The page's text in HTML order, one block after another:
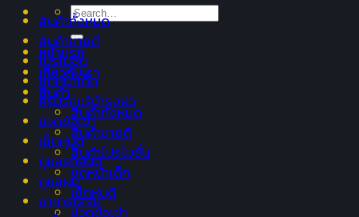
Search
for:
หน้าแรก
เกี่ยวกับเรา
สินค้า
สินค้าทั้งหมด
สินค้าขายดี
สินค้าโปรโมชั่น
ชุดหน้าเด็ก
เซ็ตหุ่นดี
ปวดข้อเข่า
สินค้าทั้งหมด
สินค้าขายดี
โปรโมชั่น
ชุดหน้าเด็ก
ครีมรักแร้บำรุงผิว
ปวดข้อเข่า
เซ็ตหุ่นดี
ดูแลรถยนต์
ดูแลผม
อาหารเสริม